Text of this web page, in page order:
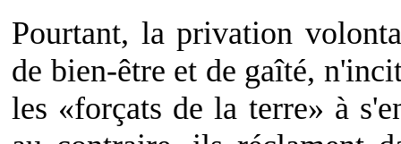
Pourtant, la privation
de bien-être et de gaîté,
les «forçats de la terre» à